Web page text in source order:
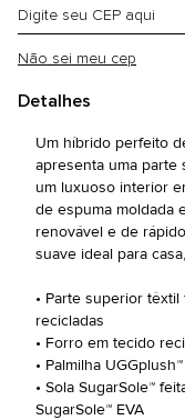
Não sei meu cep
Detalhes
Um híbrido perfeito
apresenta uma parte
um luxuoso interior
de espuma moldada
renovável e de
suave ideal para
• Parte superior
recicladas
• Forro em tecido
• Palmilha
• Sola SugarSole™
SugarSole™ EVA